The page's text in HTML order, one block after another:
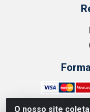
O nosso site